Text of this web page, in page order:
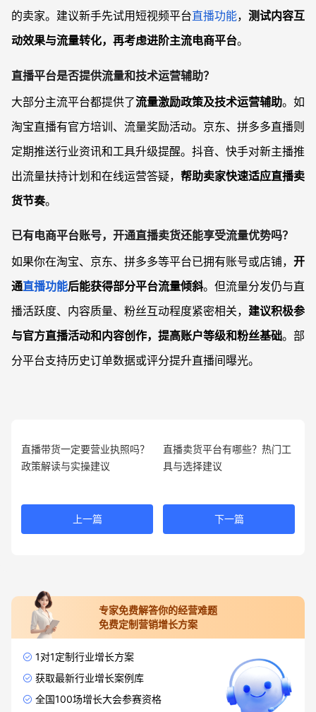
的卖家。建议新手先试用短视频平台直播功能， 测试内容互
动效果与流量转化，再考虑进阶主流电商平台。
直播平台是否提供流量和技术运营辅助？
大部分主流平台都提供了流量激励政策及技术运营辅助。如
淘宝直播有官方培训、流量奖励活动。京东、拼多多直播则
定期推送行业资讯和工具升级提醒。抖音、快手对新主播推
出流量扶持计划和在线运营答疑， 帮助卖家快速适应直播卖
货节奏。
已有电商平台账号，开通直播卖货还能享受流量优势吗？
如果你在淘宝、京东、拼多多等平台已拥有账号或店铺， 开
通直播功能后能获得部分平台流量倾斜。但流量分发仍与直
播活跃度、内容质量、粉丝互动程度紧密相关， 建议积极参
与官方直播活动和内容创作，提高账户等级和粉丝基础。部
分平台支持历史订单数据或评分提升直播间曝光。
直播带货一定要营业执照吗？
政策解读与实操建议
上一篇
直播卖货平台有哪些？热门工
具与选择建议
下一篇
专家免费解答你的经营难题
免费定制营销增长方案
1对1定制行业增长方案
获取最新行业增长案例库
全国100场增长大会参赛资格